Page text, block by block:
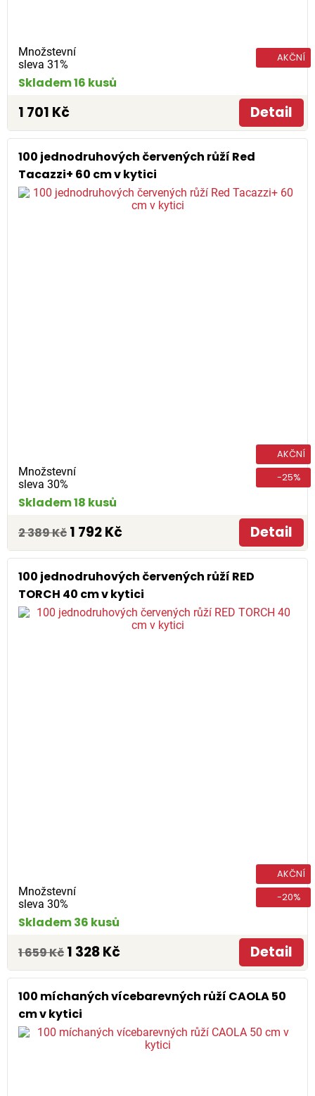
Množstevní
sleva 31%
AKČNÍ
Skladem 16 kusů
1 701 Kč Detail
100 jednodruhových červených růží Red
Tacazzi+ 60 cm v kytici
Množstevní
sleva 30%
AKČNÍ
-25%
Skladem 18 kusů
2 389 Kč 1 792 Kč Detail
100 jednodruhových červených růží RED
TORCH 40 cm v kytici
Množstevní
sleva 30%
AKČNÍ
-20%
Skladem 36 kusů
1 659 Kč 1 328 Kč Detail
100 míchaných vícebarevných růží CAOLA 50
cm v kytici